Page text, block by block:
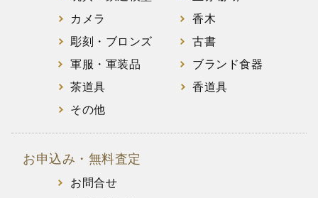
カメラ
香木
彫刻・ブロンズ
古書
軍服・軍装品
ブランド食器
茶道具
香道具
その他
お申込み・無料査定
お問合せ